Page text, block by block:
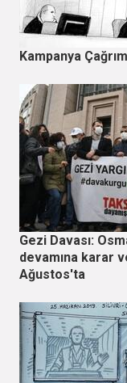
Kampanya
Gezi Davası:
devamına karar
Ağustos'ta